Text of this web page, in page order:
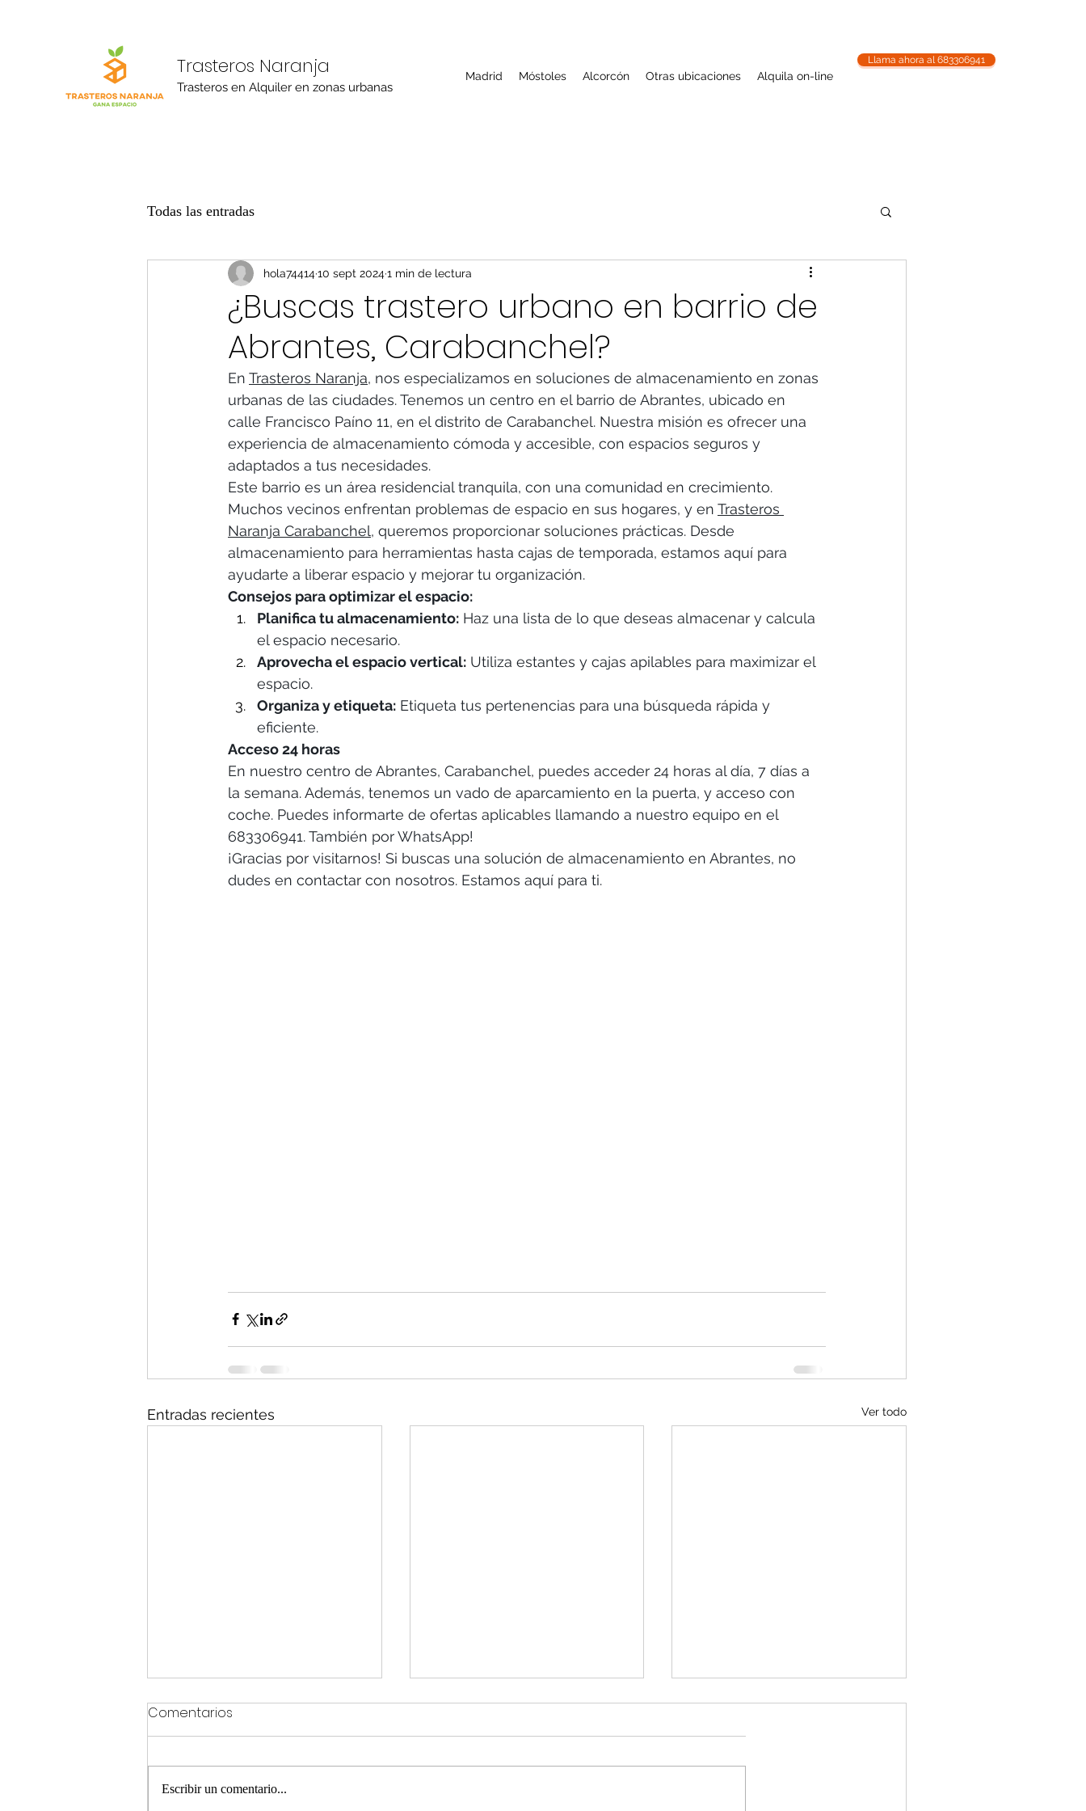
Trasteros Naranja
Trasteros en Alquiler en zonas urbanas
Madrid Móstoles Alcorcón Otras ubicaciones Alquila on-line
Llama ahora al 683306941
Todas las entradas
¿Buscas trastero urbano en barrio de
Abrantes, Carabanchel?
hola7441410 sept 20241 min de lectura
En Trasteros Naranja, nos especializamos en soluciones de almacenamiento en zonas
urbanas de las ciudades. Tenemos un centro en el barrio de Abrantes, ubicado en
calle Francisco Paíno 11, en el distrito de Carabanchel. Nuestra misión es ofrecer una
experiencia de almacenamiento cómoda y accesible, con espacios seguros y
adaptados a tus necesidades.
Este barrio es un área residencial tranquila, con una comunidad en crecimiento.
Muchos vecinos enfrentan problemas de espacio en sus hogares, y en Trasteros
Naranja Carabanchel, queremos proporcionar soluciones prácticas. Desde
almacenamiento para herramientas hasta cajas de temporada, estamos aquí para
ayudarte a liberar espacio y mejorar tu organización.
Consejos para optimizar el espacio:
Planifica tu almacenamiento: Haz una lista de lo que deseas almacenar y calcula
el espacio necesario.
Aprovecha el espacio vertical: Utiliza estantes y cajas apilables para maximizar el
espacio.
Organiza y etiqueta: Etiqueta tus pertenencias para una búsqueda rápida y
eficiente.
Acceso 24 horas
En nuestro centro de Abrantes, Carabanchel, puedes acceder 24 horas al día, 7 días a
la semana. Además, tenemos un vado de aparcamiento en la puerta, y acceso con
coche. Puedes informarte de ofertas aplicables llamando a nuestro equipo en el
683306941. También por WhatsApp!
¡Gracias por visitarnos! Si buscas una solución de almacenamiento en Abrantes, no
dudes en contactar con nosotros. Estamos aquí para ti.
Entradas recientes Ver todo
Comentarios
Escribir un comentario...